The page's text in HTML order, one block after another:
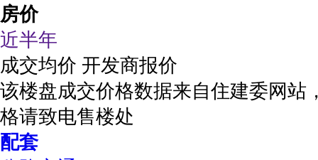
房价
近半年
成交均价 开发商报价
该楼盘成交价格数据来自住建委网站
格请致电售楼处
配套